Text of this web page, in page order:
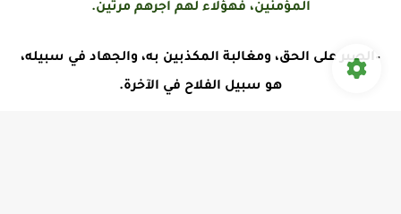
المؤمنين، فهؤلاء لهم أجرهم مرتين.
–الصبر على الحق، ومغالبة المكذبين به، والجهاد في سبيله،
هو سبيل الفلاح في الآخرة.